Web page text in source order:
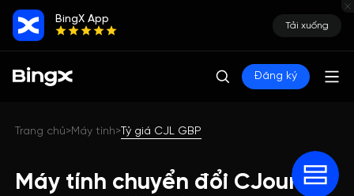
BingX App
Tải xuống
Đăng ký
Trang chủ>Máy tính>Tỷ giá CJL GBP
Máy tính chuyển đổi CJournal